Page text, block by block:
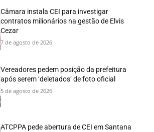
Câmara instala CEI para investigar
contratos milionários na gestão de Elvis
Cezar
7 de agosto de 2026
Vereadores pedem posição da prefeitura
após serem ‘deletados’ de foto oficial
5 de agosto de 2026
ATCPPA pede abertura de CEI em Santana